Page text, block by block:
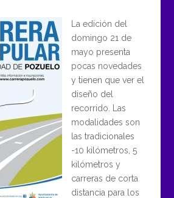
La edición del
domingo 21 de
mayo presenta
pocas novedades
y tienen que ver el
diseño del
recorrido. Las
modalidades son
las tradicionales
-10 kilómetros, 5
kilómetros y
carreras de corta
distancia para los